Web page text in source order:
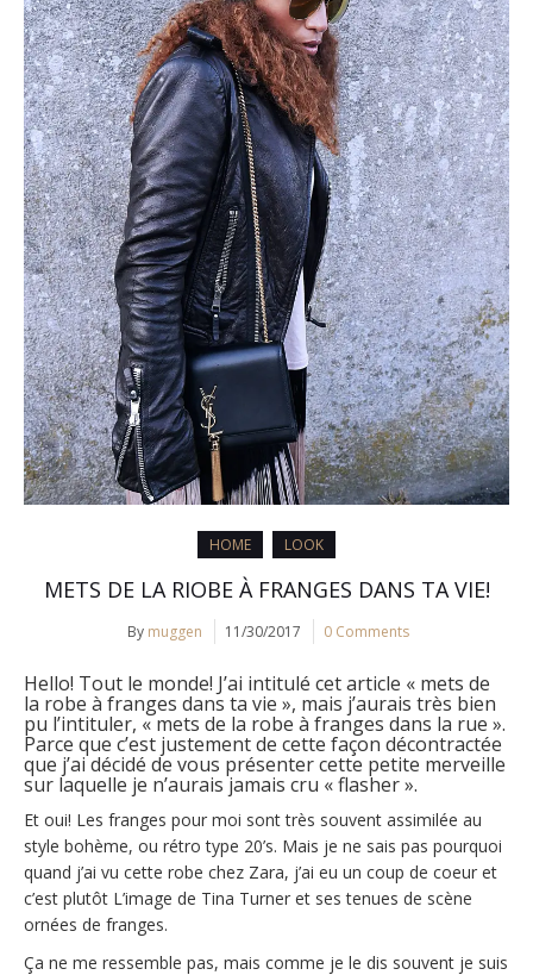
HOME LOOK
METS DE LA RIOBE À FRANGES DANS TA VIE!
By muggen 11/30/2017 0 Comments
Hello! Tout le monde! J’ai intitulé cet article « mets de
la robe à franges dans ta vie », mais j’aurais très bien
pu l’intituler, « mets de la robe à franges dans la rue ».
Parce que c’est justement de cette façon décontractée
que j’ai décidé de vous présenter cette petite merveille
sur laquelle je n’aurais jamais cru « flasher ».
Et oui! Les franges pour moi sont très souvent assimilée au
style bohème, ou rétro type 20’s. Mais je ne sais pas pourquoi
quand j’ai vu cette robe chez Zara, j’ai eu un coup de coeur et
c’est plutôt L’image de Tina Turner et ses tenues de scène
ornées de franges.
Ça ne me ressemble pas, mais comme je le dis souvent je suis